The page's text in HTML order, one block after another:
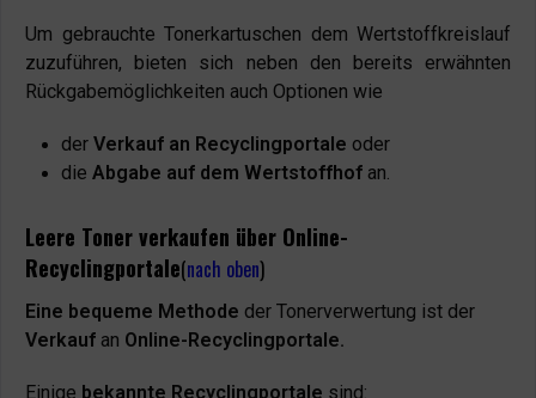
Um gebrauchte Tonerkartuschen dem Wertstoffkreislauf
zuzuführen, bieten sich neben den bereits erwähnten
Rückgabemöglichkeiten auch Optionen wie
der Verkauf an Recyclingportale oder
die Abgabe auf dem Wertstoffhof an.
Leere Toner verkaufen über Online-
Recyclingportale(nach oben)
Eine bequeme Methode der Tonerverwertung ist der
Verkauf an Online-Recyclingportale.
Einige bekannte Recyclingportale sind: